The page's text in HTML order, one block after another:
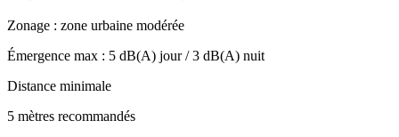
Zonage : zone urbaine modérée
Émergence max : 5 dB(A) jour /3 dB(A) nuit
Distance minimale
5 mètres recommandés